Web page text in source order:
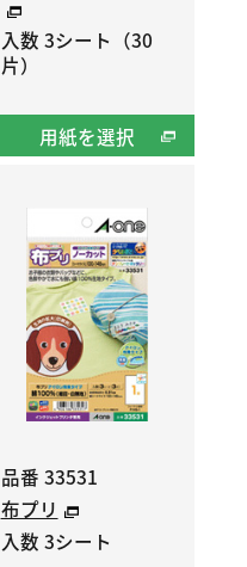
入数 3シート（30
片）
用紙を選択
品番 33531
布プリ
入数 3シート